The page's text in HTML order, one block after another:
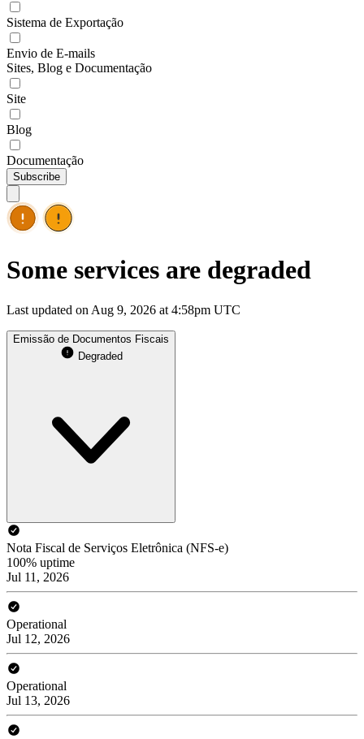
Sistema de Exportação
Envio de E-mails
Sites, Blog e Documentação
Site
Blog
Documentação
Subscribe
Some services are degraded
Last updated on Aug 9, 2026 at 4:58pm UTC
Emissão de Documentos Fiscais
Degraded
Nota Fiscal de Serviços Eletrônica (NFS-e)
100% uptime
Jul 11, 2026
Operational
Jul 12, 2026
Operational
Jul 13, 2026